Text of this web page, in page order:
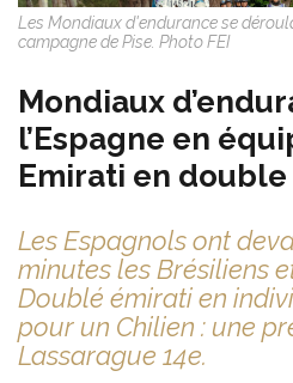
Les Mondiaux d'endurance se
campagne de Pise. Photo FEI
Mondiaux
l’Espagne en
Emirati en
Les Espagnols ont
minutes les Brésiliens
Doublé émirati en
pour un Chilien : une
Lassarague 14e.